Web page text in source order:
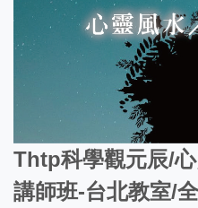
Thtp科學觀元辰/
講師班-台北教室/